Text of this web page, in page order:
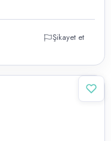
Şikayet et